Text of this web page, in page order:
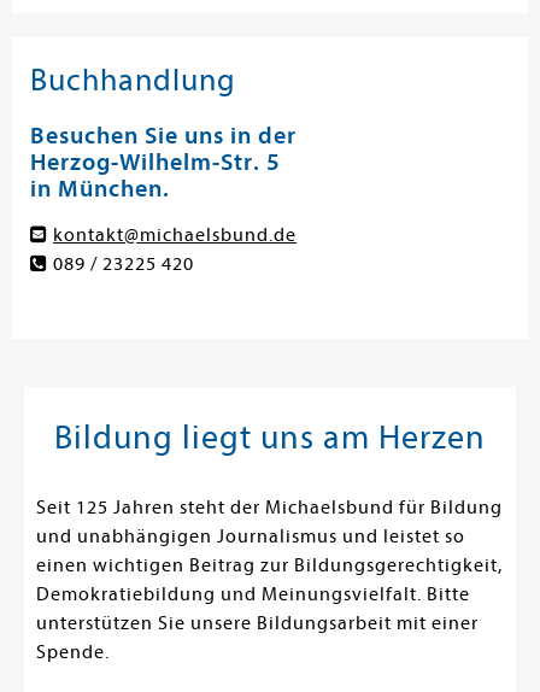
Buchhandlung
Besuchen Sie uns in der
Herzog-Wilhelm-Str. 5
in München.
kontakt@michaelsbund.de
089 / 23225 420
Bildung liegt uns am Herzen
Seit 125 Jahren steht der Michaelsbund für Bildung
und unabhängigen Journalismus und leistet so
einen wichtigen Beitrag zur Bildungsgerechtigkeit,
Demokratiebildung und Meinungsvielfalt. Bitte
unterstützen Sie unsere Bildungsarbeit mit einer
Spende.